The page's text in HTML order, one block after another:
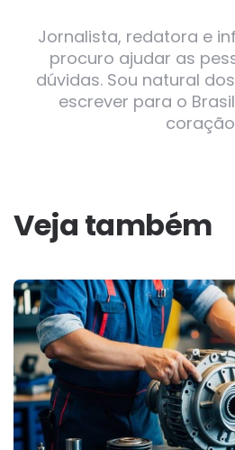
Jornalista, redatora e
procuro ajudar as
dúvidas. Sou natural
escrever para o
Veja também